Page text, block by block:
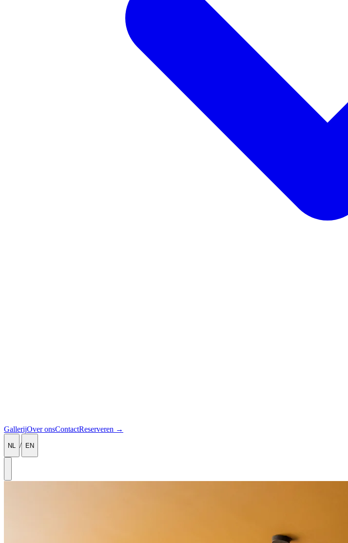
GallerijOver onsContactReserveren →
NL / EN